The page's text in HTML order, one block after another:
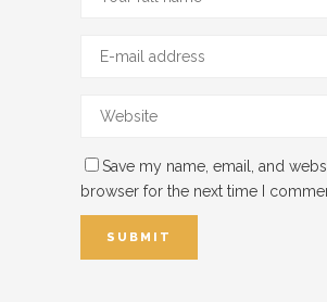
Save my name, email, and
browser for the next time I